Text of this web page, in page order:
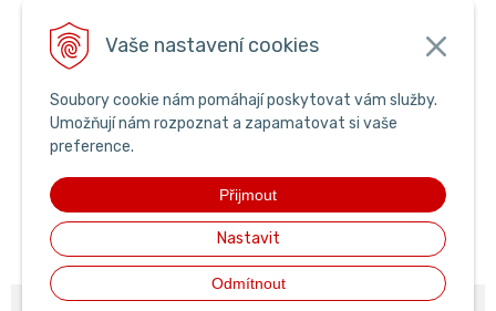
Vaše nastavení cookies
Soubory cookie nám pomáhají poskytovat vám služby.
Umožňují nám rozpoznat a zapamatovat si vaše
preference.
Přijmout
Nastavit
Odmítnout